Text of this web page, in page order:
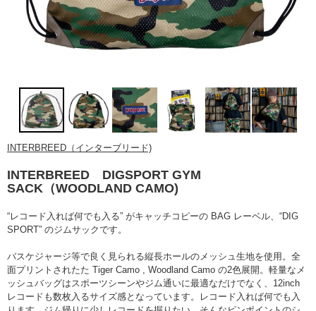
INTERBREED（インターブリード)
INTERBREED DIGSPORT GYM
SACK（WOODLAND CAMO)
“レコード入れば何でも入る” がキャッチコピーの BAG レーベル、“DIG
SPORT” のジムサックです。
バスケジャージ等で良く見られる縦長ホールのメッシュ生地を使用。全
面プリントされたた Tiger Camo , Woodland Camo の2色展開 。軽量なメ
ッシュバッグはスポーツシーンやジム通いに最適なだけでなく、12inch
レコードも数枚入るサイズ感となっています。レコード入れば何でも入